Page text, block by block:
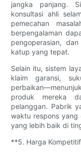
jangka panjang.
konsultasi ahli
pemecahan
berpengalaman
pengoperasian,
katup yang tepat.
Selain itu, sistem
klaim garansi,
produk mereka
pelanggan. Pabrik
waktu respons
yang lebih baik di
**5. Harga